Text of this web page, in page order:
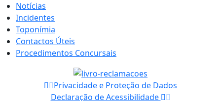
Notícias
Incidentes
Toponímia
Contactos Úteis
Procedimentos Concursais
Privacidade e Proteção de Dados
Declaração de Acessibilidade